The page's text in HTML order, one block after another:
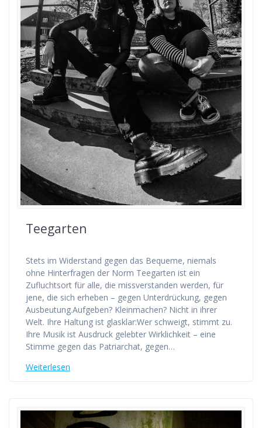
Teegarten
Stets im Widerstand gegen das Bequeme, niemals
ohne Hinterfragen der Norm Teegarten ist ein
Zufluchtsort für alle, die missverstanden werden, für
jene, die sich erheben – gegen Unterdrückung, gegen
Ausbeutung.Aufgeben? Kleinmachen? Nicht in ihrer
Welt. Ihre Haltung ist glasklar:Wer schweigt, stimmt zu.
Ihre Musik ist Ausdruck gelebter Wirklichkeit – eine
Stimme gegen das Patriarchat, gegen…
Weiterlesen